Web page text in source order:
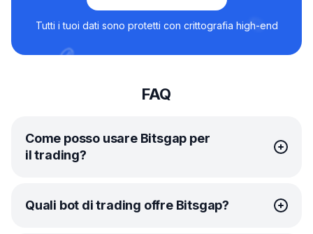
Tutti i tuoi dati sono protetti con crittografia high-end
FAQ
Come posso usare Bitsgap per
il trading?
Per iniziare a fare trading con Bitsgap, devi prima
registrare un account. Al momento dell’iscrizione,
Quali bot di trading offre Bitsgap?